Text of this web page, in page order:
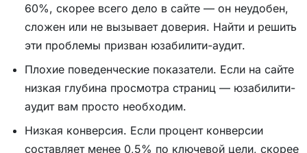
60%, скорее всего дело в сайте — он неудобен,
сложен или не вызывает доверия. Найти и решить
эти проблемы призван юзабилити-аудит.
Плохие поведенческие показатели. Если на сайте
низкая глубина просмотра страниц — юзабилити-
аудит вам просто необходим.
Низкая конверсия. Если процент конверсии
составляет менее 0,5% по ключевой цели, скорее